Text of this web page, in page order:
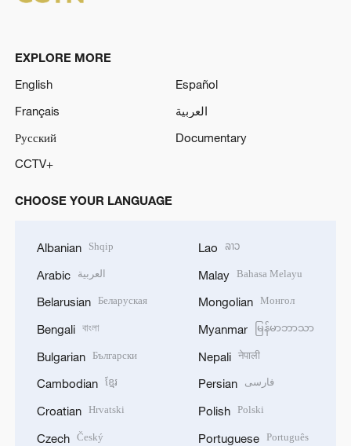
EXPLORE MORE
English
Español
Français
العربية
Русский
Documentary
CCTV+
CHOOSE YOUR LANGUAGE
Albanian Shqip
Arabic العربية
Belarusian Беларуская
Bengali বাংলা
Bulgarian Български
Cambodian ខ្មែរ
Croatian Hrvatski
Czech Český
Lao ລາວ
Malay Bahasa Melayu
Mongolian Монгол
Myanmar မြန်မာဘာသာ
Nepali नेपाली
Persian فارسی
Polish Polski
Portuguese Português